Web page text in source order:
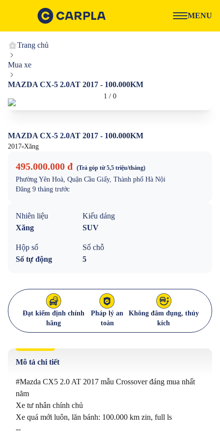
MENU
Trang chủ
Mua xe
MAZDA CX-5 2.0AT 2017 - 100.000KM
1 / 0
MAZDA CX-5 2.0AT 2017 - 100.000KM
2017 Xăng
495.000.000 đ (Trả góp từ5,5 triệu/tháng)
Phường Yên Hoà, Quận Cầu Giấy, Thành phố Hà Nội
Đăng 9 tháng trước
Nhiên liệu
Xăng
Kiểu dáng
SUV
Hộp số
Số tự động
Số chỗ
5
Đạt kiểm định chính
hãng
Pháp lý an
toàn
Không đâm đụng, thủy
kích
Mô tả chi tiết
#Mazda CX5 2.0 AT 2017 mẫu Crossover đáng mua nhất
năm
Xe tư nhân chính chủ
Xe quá mới luôn, lăn bánh: 100.000 km zin, full ls
--